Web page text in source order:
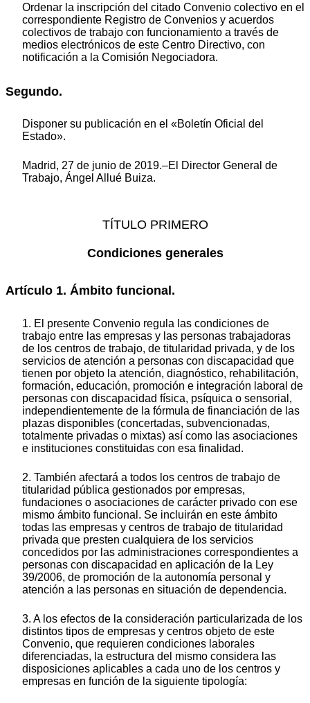
Ordenar la inscripción del citado Convenio colectivo en el
correspondiente Registro de Convenios y acuerdos
colectivos de trabajo con funcionamiento a través de
medios electrónicos de este Centro Directivo, con
notificación a la Comisión Negociadora.
Segundo.
Disponer su publicación en el «Boletín Oficial del
Estado».
Madrid, 27 de junio de 2019.–El Director General de
Trabajo, Ángel Allué Buiza.
TÍTULO PRIMERO
Condiciones generales
Artículo 1. Ámbito funcional.
1. El presente Convenio regula las condiciones de
trabajo entre las empresas y las personas trabajadoras
de los centros de trabajo, de titularidad privada, y de los
servicios de atención a personas con discapacidad que
tienen por objeto la atención, diagnóstico, rehabilitación,
formación, educación, promoción e integración laboral de
personas con discapacidad física, psíquica o sensorial,
independientemente de la fórmula de financiación de las
plazas disponibles (concertadas, subvencionadas,
totalmente privadas o mixtas) así como las asociaciones
e instituciones constituidas con esa finalidad.
2. También afectará a todos los centros de trabajo de
titularidad pública gestionados por empresas,
fundaciones o asociaciones de carácter privado con ese
mismo ámbito funcional. Se incluirán en este ámbito
todas las empresas y centros de trabajo de titularidad
privada que presten cualquiera de los servicios
concedidos por las administraciones correspondientes a
personas con discapacidad en aplicación de la Ley
39/2006, de promoción de la autonomía personal y
atención a las personas en situación de dependencia.
3. A los efectos de la consideración particularizada de los
distintos tipos de empresas y centros objeto de este
Convenio, que requieren condiciones laborales
diferenciadas, la estructura del mismo considera las
disposiciones aplicables a cada uno de los centros y
empresas en función de la siguiente tipología: